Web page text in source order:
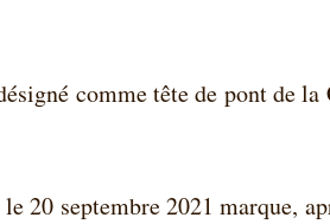
comme tête de pont de
20 septembre 2021 marque,